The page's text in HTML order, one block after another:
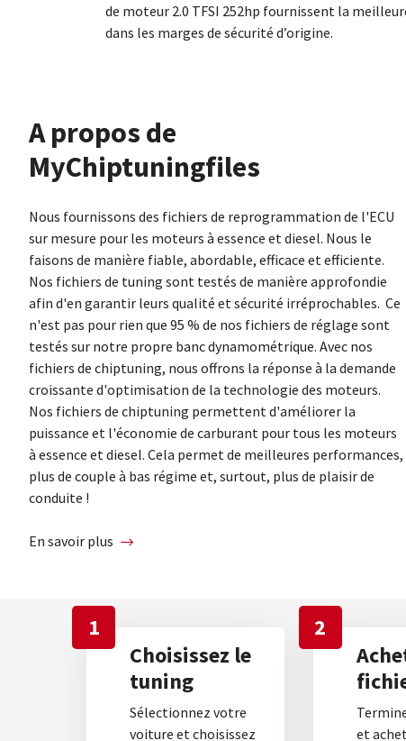
de moteur 2.0 TFSI 252hp fournissent la
dans les marges de sécurité d’origine.
À propos de
MyChiptuningfiles
Nous fournissons des fichiers de reprogrammation de l'ECU
sur mesure pour les moteurs à essence et diesel. Nous le
faisons de manière fiable, abordable, efficace et efficiente.
Nos fichiers de tuning sont testés de manière approfondie
afin d'en garantir leurs qualité et sécurité irréprochables. Ce
n'est pas pour rien que 95 % de nos fichiers de réglage sont
testés sur notre propre banc dynamométrique. Avec nos
fichiers de chiptuning, nous offrons la réponse à la demande
croissante d'optimisation de la technologie des moteurs.
Nos fichiers de chiptuning permettent d'améliorer la
puissance et l'économie de carburant pour tous les moteurs
à essence et diesel. Cela permet de meilleures performances,
plus de couple à bas régime et, surtout, plus de plaisir de
conduite !
En savoir plus
1
Choisissez le
tuning
Sélectionnez votre
voiture et choisissez
2
et